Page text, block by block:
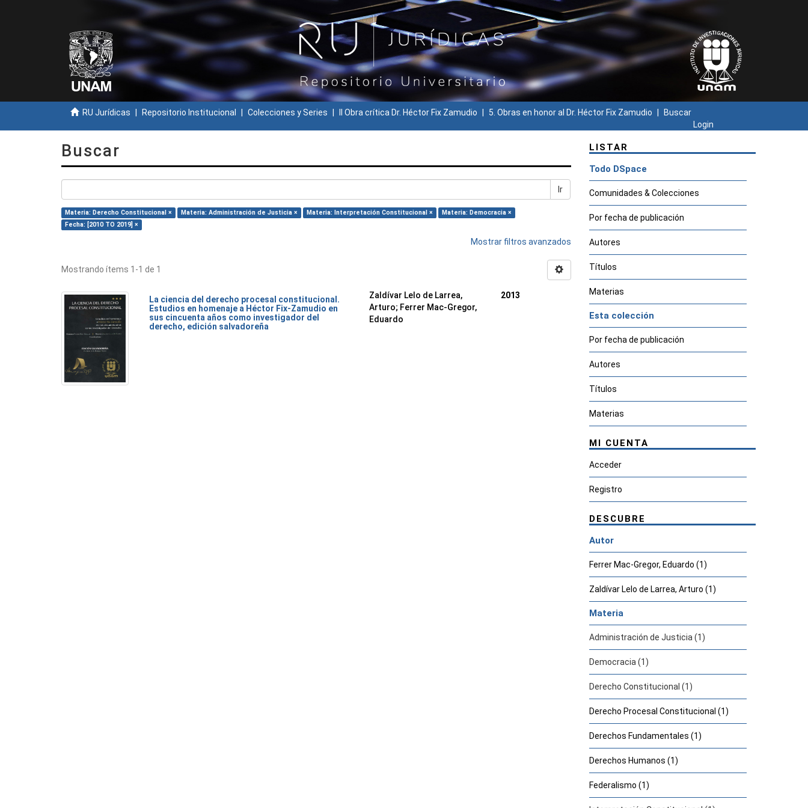
RU Jurídicas Repositorio Institucional Colecciones y Series II Obra crítica Dr. Héctor Fix Zamudio 5. Obras en honor al Dr. Héctor Fix Zamudio
Buscar
Login
Buscar
Ir
Materia: Derecho Constitucional × Materia: Administración de Justicia × Materia: Interpretación Constitucional ×
Materia: Democracia ×
Fecha: [2010 TO 2019] ×
Mostrar filtros avanzados
Mostrando ítems 1-1 de 1
La ciencia del derecho procesal constitucional.
Estudios en homenaje a Héctor Fix-Zamudio en
sus cincuenta años como investigador del
derecho, edición salvadoreña
Zaldívar Lelo de Larrea,
Arturo; Ferrer Mac-Gregor,
Eduardo
2013
LISTAR
Todo DSpace
Comunidades & Colecciones
Por fecha de publicación
Autores
Títulos
Materias
Esta colección
Por fecha de publicación
Autores
Títulos
Materias
MI CUENTA
Acceder
Registro
DESCUBRE
Autor
Ferrer Mac-Gregor, Eduardo (1)
Zaldívar Lelo de Larrea, Arturo (1)
Materia
Administración de Justicia (1)
Democracia (1)
Derecho Constitucional (1)
Derecho Procesal Constitucional (1)
Derechos Fundamentales (1)
Derechos Humanos (1)
Federalismo (1)